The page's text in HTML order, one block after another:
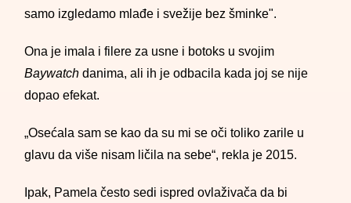
samo izgledamo mlađe i svežije bez šminke".
Ona je imala i filere za usne i botoks u svojim
Baywatchdanima, ali ih je odbacila kada joj se nije
dopao efekat.
„Osećala sam se kao da su mi se oči toliko zarile u
glavu da više nisam ličila na sebe“, rekla je 2015.
Ipak, Pamela često sedi ispred ovlaživača da bi